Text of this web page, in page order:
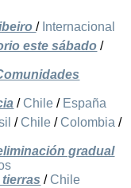
/ Internacional
este sábado /
/ Chile / España
/ Chile / Colombia /
gradual
/ Chile